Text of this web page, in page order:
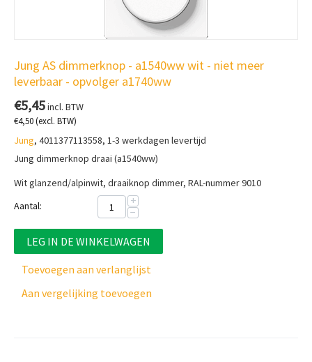
Jung AS dimmerknop - a1540ww wit - niet meer
leverbaar - opvolger a1740ww
€5,45incl. BTW
€4,50(excl. BTW)
Jung, 4011377113558, 1-3 werkdagen levertijd
Jung dimmerknop draai (a1540ww)
Wit glanzend/alpinwit, draaiknop dimmer, RAL-nummer 9010
Aantal:
+
−
LEG IN DE WINKELWAGEN
Toevoegen aan verlanglijst
Aan vergelijking toevoegen